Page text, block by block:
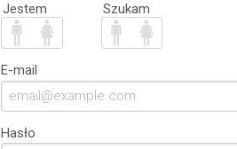
Jestem Szukam
E-mail
Hasło